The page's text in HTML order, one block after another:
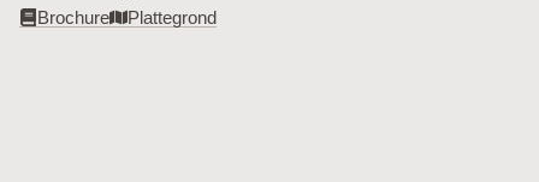
Brochure
Plattegrond